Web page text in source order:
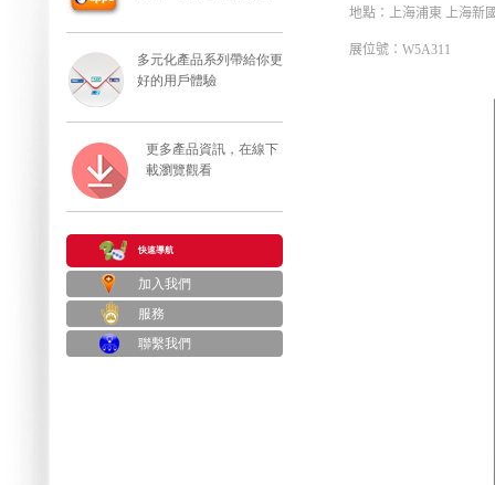
多元化產品系列帶給你更
好的用戶體驗
更多產品資訊，在線下
載瀏覽觀看
快速導航
加入我們
服務
聯繫我們
地點：上海浦東 上海新
展位號： W5A311